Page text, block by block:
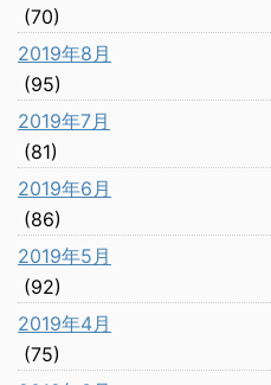
(70)
2019年8月
(95)
2019年7月
(81)
2019年6月
(86)
2019年5月
(92)
2019年4月
(75)